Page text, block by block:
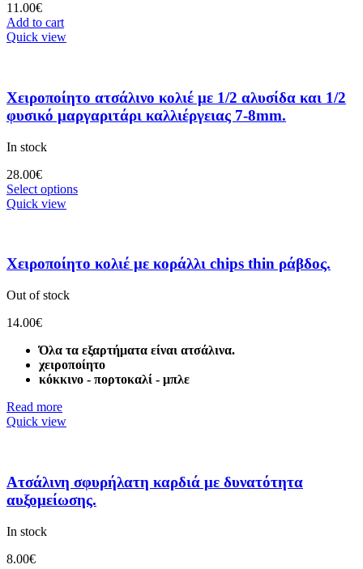
11.00€
Add to cart
Quick view
Χειροποίητο ατσάλινο κολιέ με 1/2 αλυσίδα και 1/2
φυσικό μαργαριτάρι καλλιέργειας 7-8mm.
In stock
28.00€
Select options
Quick view
Χειροποίητο κολιέ με κοράλλι chips thin ράβδος.
Out of stock
14.00€
Όλα τα εξαρτήματα είναι ατσάλινα.
χειροποίητο
κόκκινο - πορτοκαλί - μπλε
Read more
Quick view
Ατσάλινη σφυρήλατη καρδιά με δυνατότητα
αυξομείωσης.
In stock
8.00€